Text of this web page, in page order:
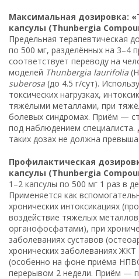
Максимальная дозировка:
капсулы (Thunbergia
Предельная терапевтическая
по 500 мг, разделённых на 3–4
соответствует переводу на
моделей Thunbergia laurifolia
suberosa (до 4.5 г/сут).
токсических нагрузках,
тяжёлыми металлами, при
болевых синдромах. Приём —
под наблюдением специалиста.
таких дозах не должна
Профилактическая
капсулы (Thunbergia
1–2 капсулы по 500 мг 1 раз в
Применяется как
хронических интоксикациях
воздействие тяжёлых
органофосфатами), при
заболеваниях суставов
хронических заболеваниях ЖКТ
(особенно на фоне приёма
перерывом 2 недели. Приём —